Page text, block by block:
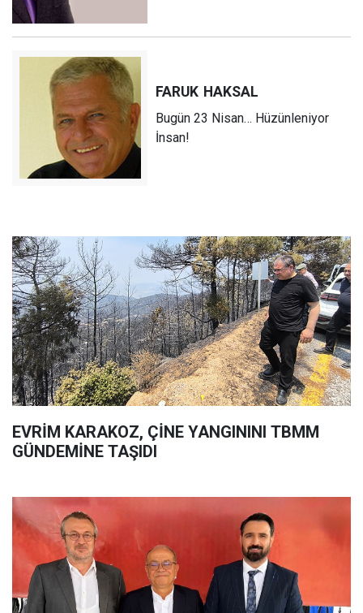
FARUK HAKSAL
Bugün 23 Nisan… Hüzünleniyor
İnsan!
EVRİM KARAKOZ, ÇİNE YANGININI TBMM
GÜNDEMİNE TAŞIDI